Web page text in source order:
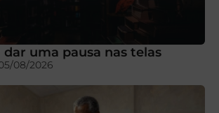
dar uma pausa nas telas
08/2026